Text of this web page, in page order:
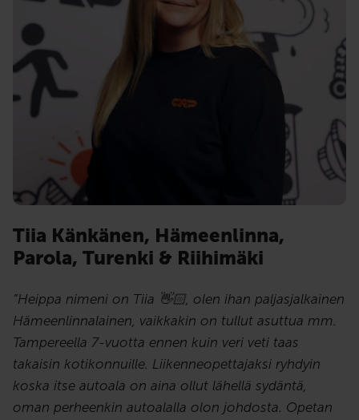
Tiia Känkänen, Hämeenlinna,
Parola, Turenki & Riihimäki
”Heippa nimeni on Tiia 👋🏻, olen ihan paljasjalkainen
Hämeenlinnalainen, vaikkakin on tullut asuttua mm.
Tampereella 7-vuotta ennen kuin veri veti taas
takaisin kotikonnuille. Liikenneopettajaksi ryhdyin
koska itse autoala on aina ollut lähellä sydäntä,
oman perheenkin autoalalla olon johdosta. Opetan